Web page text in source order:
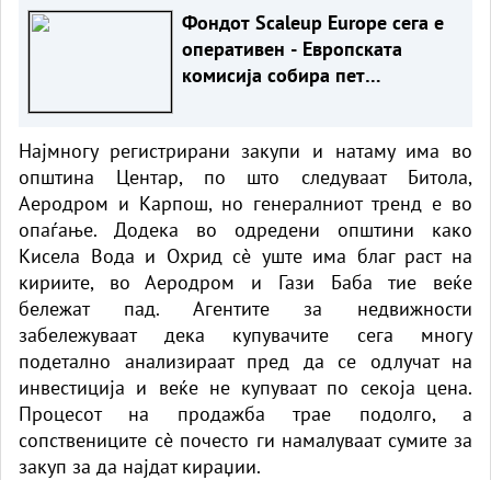
Фондот Scaleup Europe сега е
оперативен - Европската
комисија собира пет
Најмногу регистрирани закупи и натаму има во
општина Центар, по што следуваат Битола,
Аеродром и Карпош, но генералниот тренд е во
опаѓање. Додека во одредени општини како
Кисела Вода и Охрид сè уште има благ раст на
кириите, во Аеродром и Гази Баба тие веќе
бележат пад. Агентите за недвижности
забележуваат дека купувачите сега многу
подетално анализираат пред да се одлучат на
инвестиција и веќе не купуваат по секоја цена.
Процесот на продажба трае подолго, а
сопствениците сè почесто ги намалуваат сумите за
закуп за да најдат кираџии.